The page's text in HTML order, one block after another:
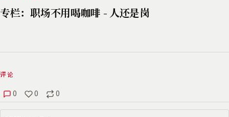
专栏：职场不用喝咖啡 - 人还是岗